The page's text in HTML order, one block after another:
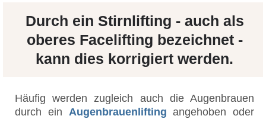
Durch ein Stirnlifting - auch als
oberes Facelifting bezeichnet -
kann dies korrigiert werden.
Häufig werden zugleich auch die Augenbrauen
durch ein Augenbrauenlifting angehoben oder